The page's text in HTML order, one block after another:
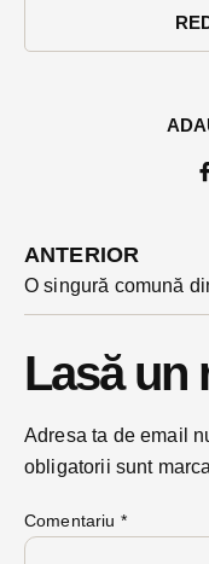
ANTERIOR
Lasă un
Adresa ta de email
obligatorii sunt
Comentariu *